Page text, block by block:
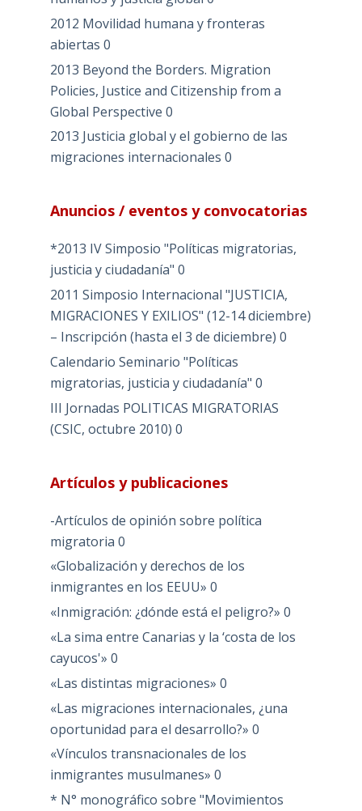
2012 Movilidad humana y fronteras
abiertas 0
2013 Beyond the Borders. Migration
Policies, Justice and Citizenship from a
Global Perspective 0
2013 Justicia global y el gobierno de las
migraciones internacionales 0
Anuncios / eventos y convocatorias
*2013 IV Simposio "Políticas migratorias,
justicia y ciudadanía" 0
2011 Simposio Internacional "JUSTICIA,
MIGRACIONES Y EXILIOS" (12-14 diciembre)
– Inscripción (hasta el 3 de diciembre) 0
Calendario Seminario "Políticas
migratorias, justicia y ciudadanía" 0
III Jornadas POLITICAS MIGRATORIAS
(CSIC, octubre 2010) 0
Artículos y publicaciones
-Artículos de opinión sobre política
migratoria 0
«Globalización y derechos de los
inmigrantes en los EEUU» 0
«Inmigración: ¿dónde está el peligro?» 0
«La sima entre Canarias y la ‘costa de los
cayucos'» 0
«Las distintas migraciones» 0
«Las migraciones internacionales, ¿una
oportunidad para el desarrollo?» 0
«Vínculos transnacionales de los
inmigrantes musulmanes» 0
* N° monográfico sobre "Movimientos